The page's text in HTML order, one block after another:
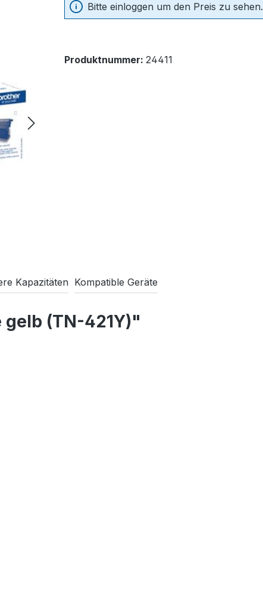
Bitte einloggen um den Preis zu sehen.
Produktnummer: 24411
Kapazitäten Kompatible Geräte
(TN-421Y)"